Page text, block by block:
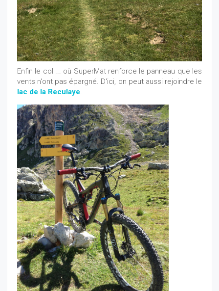
Enfin le col ... où SuperMat renforce le panneau que les
vents n'ont pas épargné. D'ici, on peut aussi rejoindre le
lac de la Reculaye.